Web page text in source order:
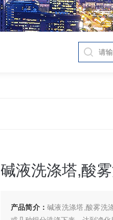
碱液洗涤塔,酸
产品简介：碱液洗涤塔,酸雾洗